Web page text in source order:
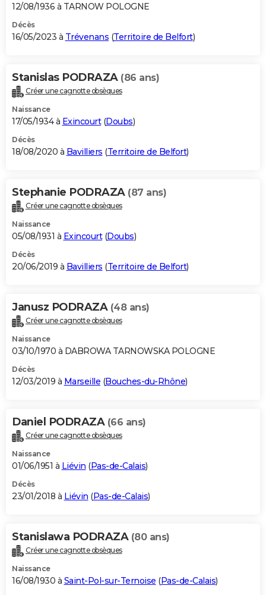
12/08/1936 à TARNOW POLOGNE
Décès
16/05/2023 à Trévenans (Territoire de Belfort)
Stanislas PODRAZA (86 ans)
Créer une cagnotte obsèques
Naissance
17/05/1934 à Exincourt(Doubs)
Décès
18/08/2020 à Bavilliers (Territoire de Belfort)
Stephanie PODRAZA (87 ans)
Créer une cagnotte obsèques
Naissance
05/08/1931 à Exincourt(Doubs)
Décès
20/06/2019 à Bavilliers (Territoire de Belfort)
Janusz PODRAZA (48 ans)
Créer une cagnotte obsèques
Naissance
03/10/1970 à DABROWA TARNOWSKA POLOGNE
Décès
12/03/2019 à Marseille (Bouches-du-Rhône)
Daniel PODRAZA (66 ans)
Créer une cagnotte obsèques
Naissance
01/06/1951 à Liévin (Pas-de-Calais)
Décès
23/01/2018 à Liévin (Pas-de-Calais)
Stanislawa PODRAZA (80 ans)
Créer une cagnotte obsèques
Naissance
16/08/1930 à Saint-Pol-sur-Ternoise (Pas-de-Calais)